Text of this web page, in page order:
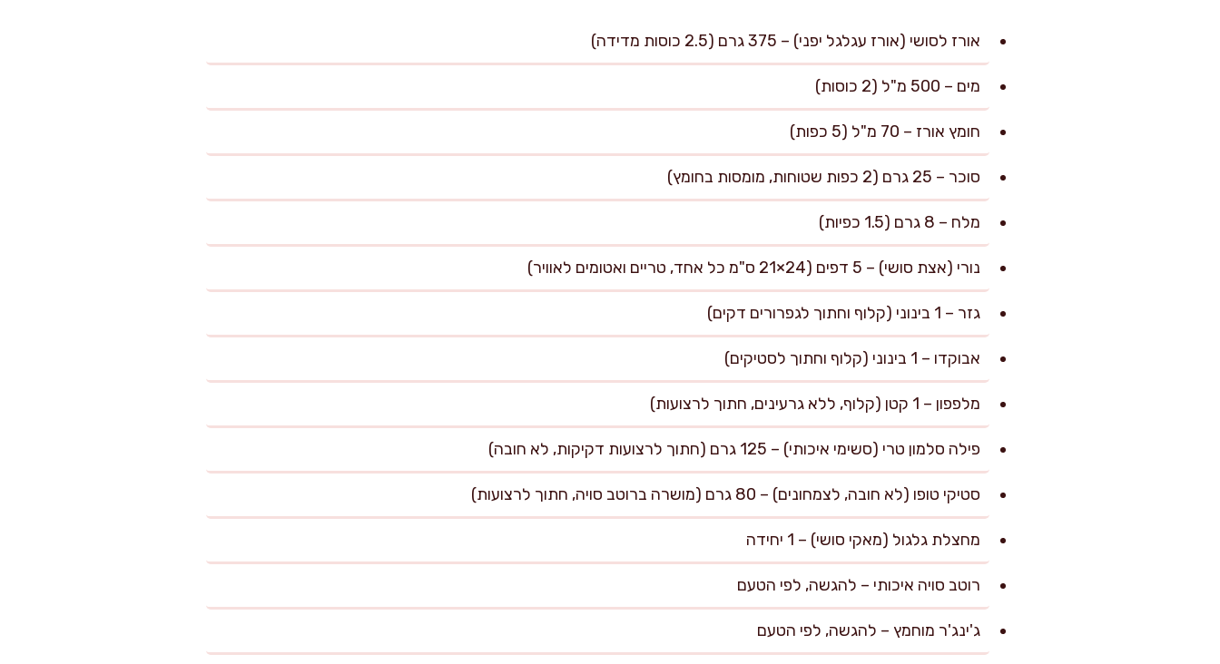
אורז לסושי (אורז עגלגל יפני) – 375 גרם (2.5 כוסות מדידה)
מים – 500 מ"ל (2 כוסות)
חומץ אורז – 70 מ"ל (5 כפות)
סוכר – 25 גרם (2 כפות שטוחות, מומסות בחומץ)
מלח – 8 גרם (1.5 כפיות)
נורי (אצת סושי) – 5 דפים (24×21 ס"מ כל אחד, טריים ואטומים לאוויר)
גזר – 1 בינוני (קלוף וחתוך לגפרורים דקים)
אבוקדו – 1 בינוני (קלוף וחתוך לסטיקים)
מלפפון – 1 קטן (קלוף, ללא גרעינים, חתוך לרצועות)
פילה סלמון טרי (סשימי איכותי) – 125 גרם (חתוך לרצועות דקיקות, לא חובה)
סטיקי טופו (לא חובה, לצמחונים) – 80 גרם (מושרה ברוטב סויה, חתוך לרצועות)
מחצלת גלגול (מאקי סושי) – 1 יחידה
רוטב סויה איכותי – להגשה, לפי הטעם
ג'ינג'ר מוחמץ – להגשה, לפי הטעם